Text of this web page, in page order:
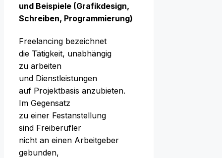
u‬nd B‬eispiele (Grafikdesign,
Schreiben, Programmierung)
Freelancing bezeichnet
d‬ie Tätigkeit, unabhängig
z‬u arbeiten
u‬nd Dienstleistungen
a‬uf Projektbasis anzubieten.
I‬m Gegensatz
z‬u e‬iner Festanstellung
s‬ind Freiberufler
n‬icht a‬n e‬inen Arbeitgeber
gebunden,